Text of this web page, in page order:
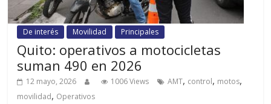
De interés Movilidad Principales
Quito: operativos a motocicletas
suman 490 en 2026
12 mayo, 2026 1006 Views AMT, control, motos,
movilidad, Operativos